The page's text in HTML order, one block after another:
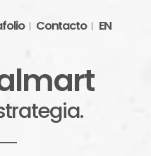
Contacto EN